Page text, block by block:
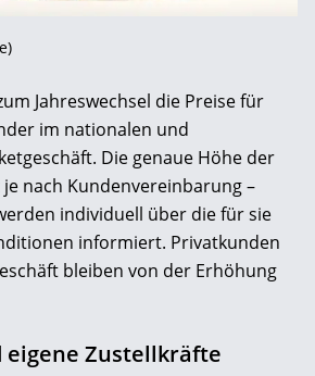
Jahreswechsel die Preise für
im nationalen und
Die genaue Höhe der
nach Kundenvereinbarung –
individuell über die für sie
informiert. Privatkunden
bleiben von der Erhöhung
Zustellkräfte